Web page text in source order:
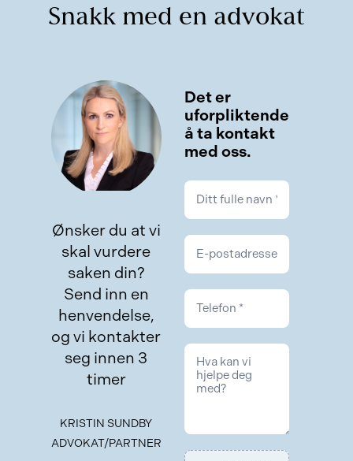
Snakk med en advokat
Ønsker du at vi
skal vurdere
saken din?
Send inn en
henvendelse,
og vi kontakter
seg innen 3
timer
KRISTIN SUNDBY
ADVOKAT/PARTNER
Kontakt
Det er
uforpliktende
å ta kontakt
med oss.